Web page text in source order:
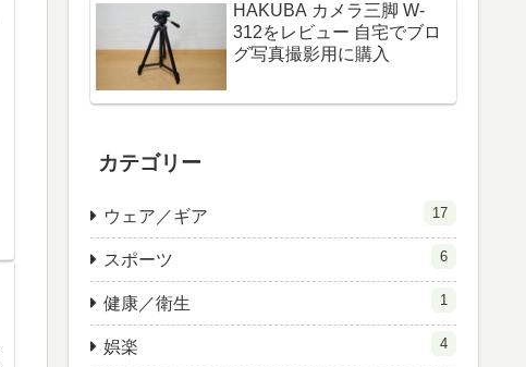
HAKUBA カメラ三脚 W-
312をレビュー 自宅でブロ
グ写真撮影用に購入
カテゴリー
ウェア／ギア 17
スポーツ 6
健康／衛生 1
娯楽 4